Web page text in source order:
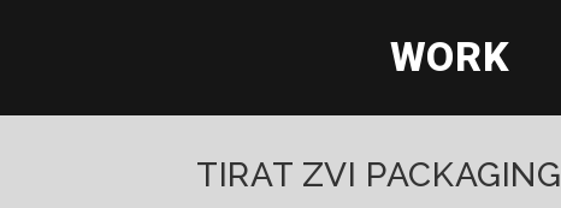
WORK
TIRAT ZVI PACKAGING